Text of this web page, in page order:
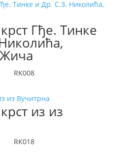
Гђе. Тинке
RK008
из из
RK018